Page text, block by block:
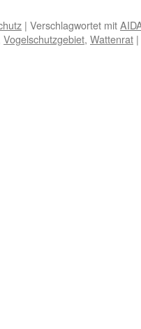
| Verschlagwortet mit
Vogelschutzgebiet, Wattenrat |